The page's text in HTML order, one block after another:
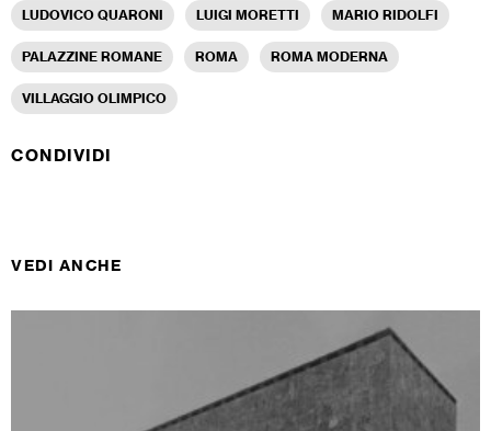
LUDOVICO QUARONI LUIGI MORETTI MARIO RIDOLFI
PALAZZINE ROMANE ROMA ROMA MODERNA
VILLAGGIO OLIMPICO
CONDIVIDI
VEDI ANCHE